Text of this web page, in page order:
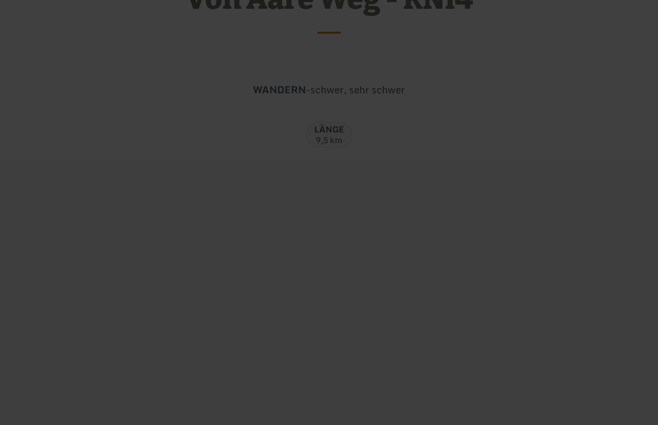
Art
WANDERN-Schwierigkeit:
schwer, sehr schwer
LÄNGE
9,5 km